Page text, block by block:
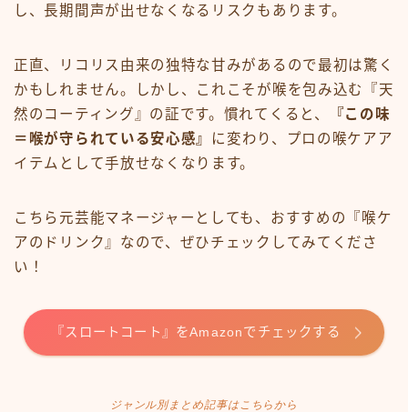
し、長期間声が出せなくなるリスクもあります。
正直、リコリス由来の独特な甘みがあるので最初は驚く
かもしれません。しかし、これこそが喉を包み込む『天
然のコーティング』の証です。慣れてくると、
『この味
＝喉が守られている安心感』
に変わり、プロの喉ケアア
イテムとして手放せなくなります。
こちら元芸能マネージャーとしても、おすすめの『喉ケ
アのドリンク』なので、ぜひチェックしてみてくださ
い！
『スロートコート』をAmazonでチェックする
ジャンル別まとめ記事はこちらから